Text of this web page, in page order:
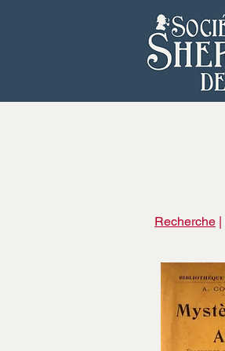
Recherche |